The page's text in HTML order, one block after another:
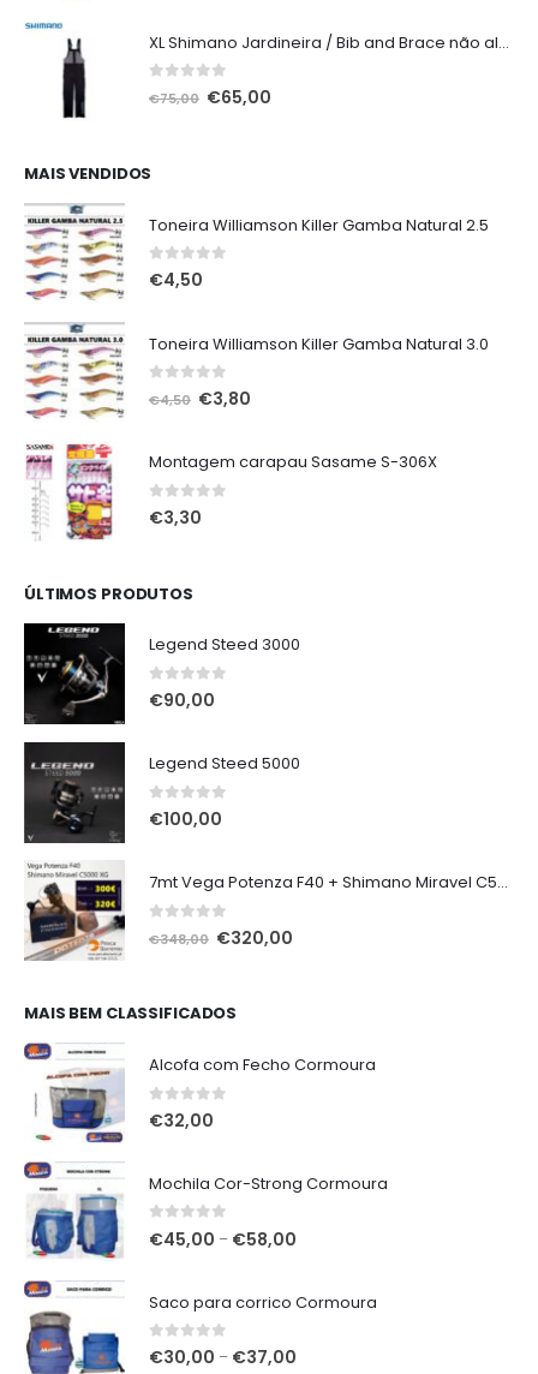
XL Shimano Jardineira / Bib and Brace não alcochoada preta
out of 5
€75,00 O
€65,00
MAIS VENDIDOS
Toneira Williamson Killer Gamba Natural 2.5
0out of 5
€4,50
Toneira Williamson Killer Gamba Natural 3.0
out of 5
€4,50 O
era:
€4,50.
€3,80
é:
Montagem carapau Sasame S-306X
0out of 5
€3,30
ÚLTIMOS PRODUTOS
Legend Steed 3000
0out of 5
€90,00
Legend Steed 5000
0out of 5
€100,00
7mt Vega Potenza F40 + Shimano Miravel C5000 XG
€348,00 O
era:
€320,00
MAIS BEM CLASSIFICADOS
Alcofa com Fecho Cormoura
0out of 5
€32,00
Mochila Cor-Strong Cormoura
0out of 5
€45,00 – €58,00
through
Saco para corrico Cormoura
0out of 5
€30,00 – €37,00